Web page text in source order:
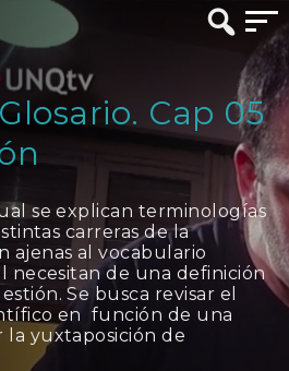
Cap 05
se explican terminologías
carreras de la
ajenas al vocabulario
necesitan de una definición
Se busca revisar el
en función de una
yuxtaposición de